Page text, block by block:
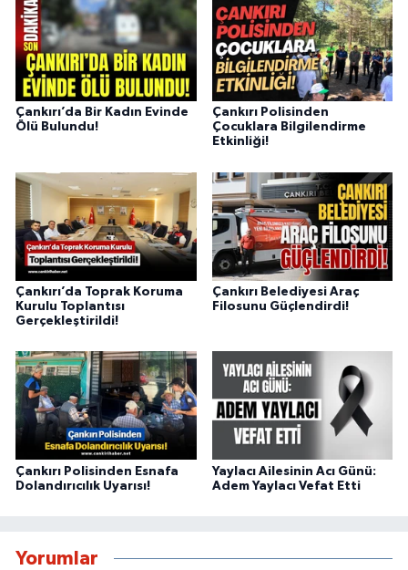
Çankırı’da Bir Kadın Evinde
Ölü Bulundu!
Çankırı Polisinden
Çocuklara Bilgilendirme
Etkinliği!
Çankırı’da Toprak Koruma
Kurulu Toplantısı
Gerçekleştirildi!
Çankırı Belediyesi Araç
Filosunu Güçlendirdi!
Çankırı Polisinden Esnafa
Dolandırıcılık Uyarısı!
Yaylacı Ailesinin Acı Günü:
Adem Yaylacı Vefat Etti
Yorumlar